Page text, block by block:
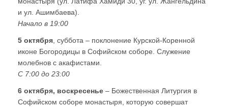
и ул. Ашимбаева).
Начало в 19:00
5 октября , суббота – поклонение Курской-Коренной
иконе Богородицы в Софийском соборе. Служение
молебнов с акафистами.
С 7:00 до 23:00
6 октября, воскресенье – Божественная Литургия в
Софийском соборе монастыря, которую совершат